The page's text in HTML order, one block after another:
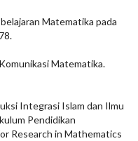
Matematika pada
Matematika.
Integrasi Islam dan Ilmu
Pendidikan
Research in Mathematics